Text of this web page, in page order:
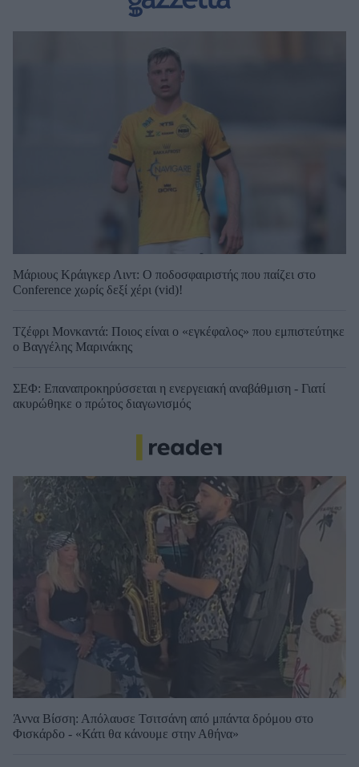
Μάριους Κράιγκερ Λιντ: Ο ποδοσφαιριστής που παίζει στο
Conference χωρίς δεξί χέρι (vid)!
Τζέφρι Μονκαντά: Ποιος είναι ο «εγκέφαλος» που εμπιστεύτηκε
ο Βαγγέλης Μαρινάκης
ΣΕΦ: Επαναπροκηρύσσεται η ενεργειακή αναβάθμιση - Γιατί
ακυρώθηκε ο πρώτος διαγωνισμός
Άννα Βίσση: Απόλαυσε Τσιτσάνη από μπάντα δρόμου στο
Φισκάρδο - «Κάτι θα κάνουμε στην Αθήνα»